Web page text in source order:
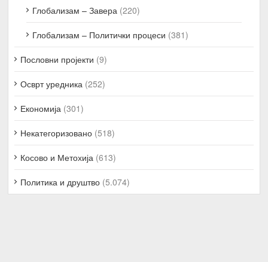
Глобализам – Завера (220)
Глобализам – Политички процеси (381)
Пословни пројекти (9)
Осврт уредника (252)
Економија (301)
Некатегоризовано (518)
Косово и Метохија (613)
Политика и друштво (5.074)